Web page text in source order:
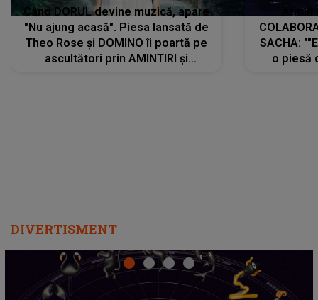
Când DORUL devine muzică, apare
"Nu ajung acasă". Piesa lansată de
Theo Rose și DOMINO îi poartă pe
ascultători prin AMINTIRI și
SACHA:
o piesă
DIVERTISMENT